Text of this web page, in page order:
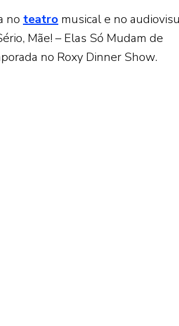
no teatro musical e no
Mãe! – Elas Só Mudam de
no Roxy Dinner Show.